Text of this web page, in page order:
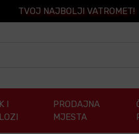
TVOJ NAJBOLJI VATROMET!
I
PRODAJNA
MJESTA